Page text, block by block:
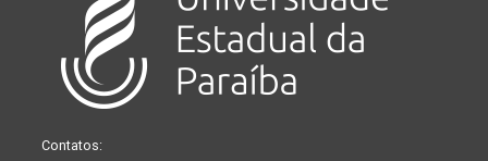
Contatos: